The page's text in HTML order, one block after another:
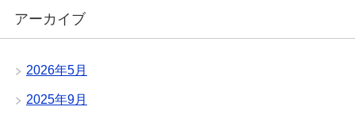
アーカイブ
2026年5月
2025年9月